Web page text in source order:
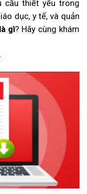
cầu thiết yếu trong
dục, y tế, và quản
gì? Hãy cùng khám